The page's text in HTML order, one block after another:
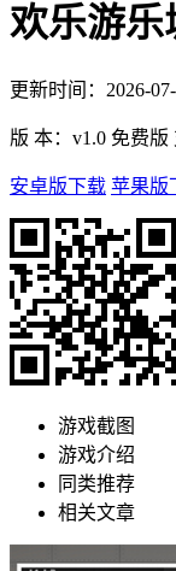
欢乐游乐
更新时间： 2026-
版 本： v1.0 免费版
安卓版下载 苹果版
游戏截图
游戏介绍
同类推荐
相关文章